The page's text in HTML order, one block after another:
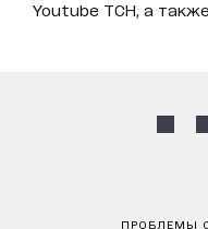
Youtube ТСН, а
ПРОБЛЕМЫ